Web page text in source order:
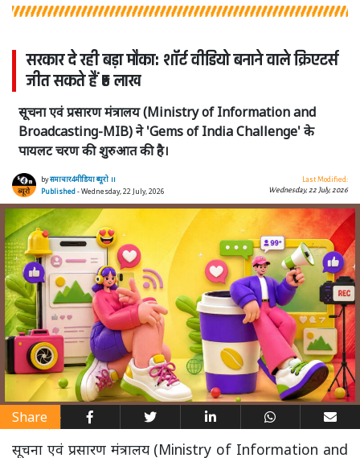
सरकार दे रही बड़ा मौका: शॉर्ट वीडियो बनाने वाले क्रिएटर्स
जीत सकते हैं ₹5 लाख
सूचना एवं प्रसारण मंत्रालय (Ministry of Information and
Broadcasting-MIB) ने 'Gems of India Challenge' के
पायलट चरण की शुरुआत की है।
byसमाचार4मीडिया ब्यूरो ।।
Published- Wednesday, 22 July, 2026
Last Modified:
Wednesday, 22 July, 2026
Share
सूचना एवं प्रसारण मंत्रालय (Ministry of Information and